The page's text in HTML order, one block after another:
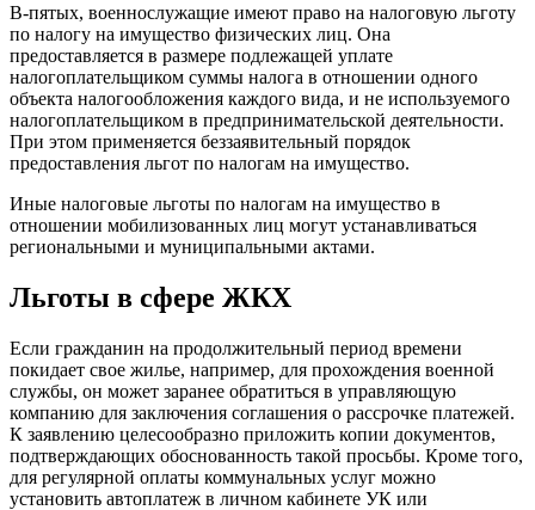
В-пятых, военнослужащие имеют право на налоговую льготу
по налогу на имущество физических лиц. Она
предоставляется в размере подлежащей уплате
налогоплательщиком суммы налога в отношении одного
объекта налогообложения каждого вида, и не используемого
налогоплательщиком в предпринимательской деятельности.
При этом применяется беззаявительный порядок
предоставления льгот по налогам на имущество.
Иные налоговые льготы по налогам на имущество в
отношении мобилизованных лиц могут устанавливаться
региональными и муниципальными актами.
Льготы в сфере ЖКХ
Если гражданин на продолжительный период времени
покидает свое жилье, например, для прохождения военной
службы, он может заранее обратиться в управляющую
компанию для заключения соглашения о рассрочке платежей.
К заявлению целесообразно приложить копии документов,
подтверждающих обоснованность такой просьбы. Кроме того,
для регулярной оплаты коммунальных услуг можно
установить автоплатеж в личном кабинете УК или